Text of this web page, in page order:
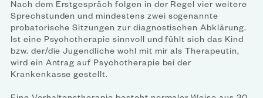
Nach dem Erstgespräch folgen in der Regel vier weitere
Sprechstunden und mindestens zwei sogenannte
probatorische Sitzungen zur diagnostischen Abklärung.
Ist eine Psychotherapie sinnvoll und fühlt sich das Kind
bzw. der/die Jugendliche wohl mit mir als Therapeutin,
wird ein Antrag auf Psychotherapie bei der
Krankenkasse gestellt.